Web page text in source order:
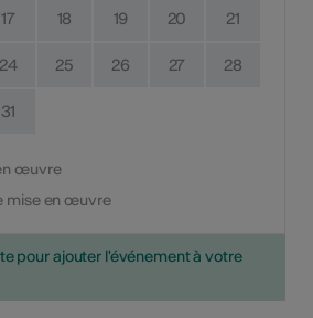
17 18 19 20 21
24 25 26 27 28
31
œuvre
mise en œuvre
pour ajouter l'événement à votre